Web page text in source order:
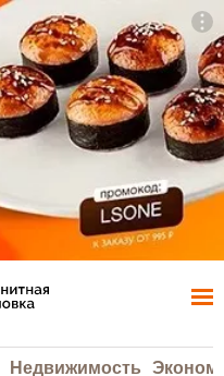
Недвижимость